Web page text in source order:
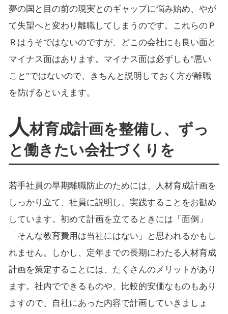
夢の国と目の前の現実とのギャップに悩み始め、やが
て失望へと変わり離職してしまうのです。これらのＰ
Ｒはうそではないのですが、どこの会社にも良い面と
マイナス面はあります。マイナス面は必ずしも"悪い
こと"ではないので、きちんと説明しておく方が離職
を防げるといえます。
人材育成計画を整備し、ずっ
と働きたい会社づくりを
若手社員の早期離職防止のためには、人材育成計画を
しっかり立て、社員に説明し、実践することをお勧め
しています。初めて計画を立てるときには「面倒」
「そんな教育費用は当社にはない」と思われるかもし
れません。しかし、定年までの長期にわたる人材育成
計画を策定することには、たくさんのメリットがあり
ます。社内でできるものや、比較的安価なものもあり
ますので、自社にあった内容で計画していきましょ